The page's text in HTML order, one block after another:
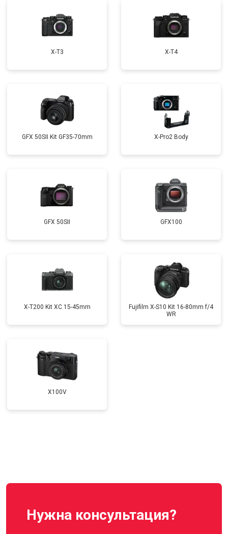
X-T3 X-T4
GFX 50SII Kit GF35-70mm X-Pro2 Body
GFX 50SII GFX100
X-T200 Kit XC 15-45mm
Fujifilm X-S10 Kit 16-80mm f/4
WR
X100V
Нужна консультация?